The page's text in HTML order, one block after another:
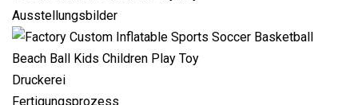
Ausstellungsbilder
Druckerei
Fertigungsprozess